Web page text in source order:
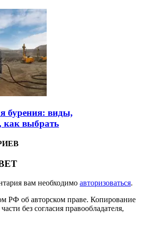
бурения: виды,
как выбрать
вам необходимо авторизоваться.
РФ об авторском праве. Копирование
без согласия правообладателя,